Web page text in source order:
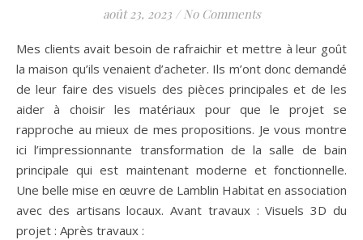
août 23, 2023 / No Comments
Mes clients avait besoin de rafraichir et mettre à leur goût
la maison qu’ils venaient d’acheter. Ils m’ont donc demandé
de leur faire des visuels des pièces principales et de les
aider à choisir les matériaux pour que le projet se
rapproche au mieux de mes propositions. Je vous montre
ici l’impressionnante transformation de la salle de bain
principale qui est maintenant moderne et fonctionnelle.
Une belle mise en œuvre de Lamblin Habitat en association
avec des artisans locaux. Avant travaux : Visuels 3D du
projet : Après travaux :